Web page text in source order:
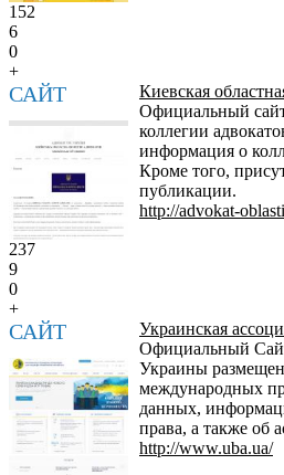
152
6
0
+
САЙТ
Киевская
Официальный
коллегии
информация о
Кроме того,
публикации.
http://advokat-
237
9
0
+
САЙТ
Украинская
Официальный
Украины
международных
данных,
права, а также об
http://www.uba.ua/